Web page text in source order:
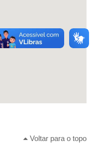
Voltar para o topo